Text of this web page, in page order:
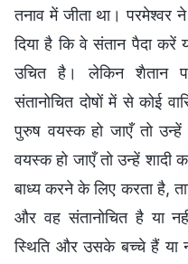
तनाव में जीता था। परमेश्वर
दिया है कि वे संतान पैदा
उचित है। लेकिन शैतान
संतानोचित दोषों में से कोई
पुरुष वयस्क हो जाएँ तो उन्हें
वयस्क हो जाएँ तो उन्हें शादी
बाध्य करने के लिए करता है,
और वह संतानोचित है या
स्थिति और उसके बच्चे हैं या